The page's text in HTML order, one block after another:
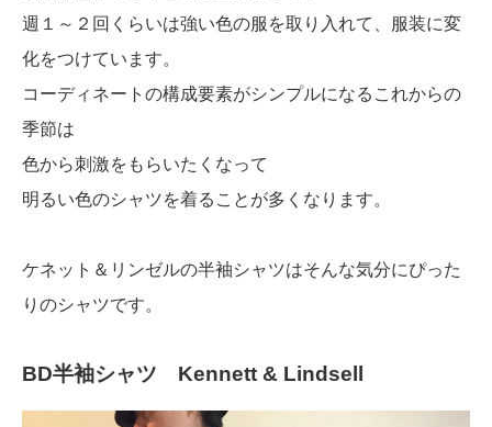
週１～２回くらいは強い色の服を取り入れて、服装に変
化をつけています。
コーディネートの構成要素がシンプルになるこれからの
季節は
色から刺激をもらいたくなって
明るい色のシャツを着ることが多くなります。
ケネット＆リンゼルの半袖シャツはそんな気分にぴった
りのシャツです。
BD半袖シャツ Kennett & Lindsell